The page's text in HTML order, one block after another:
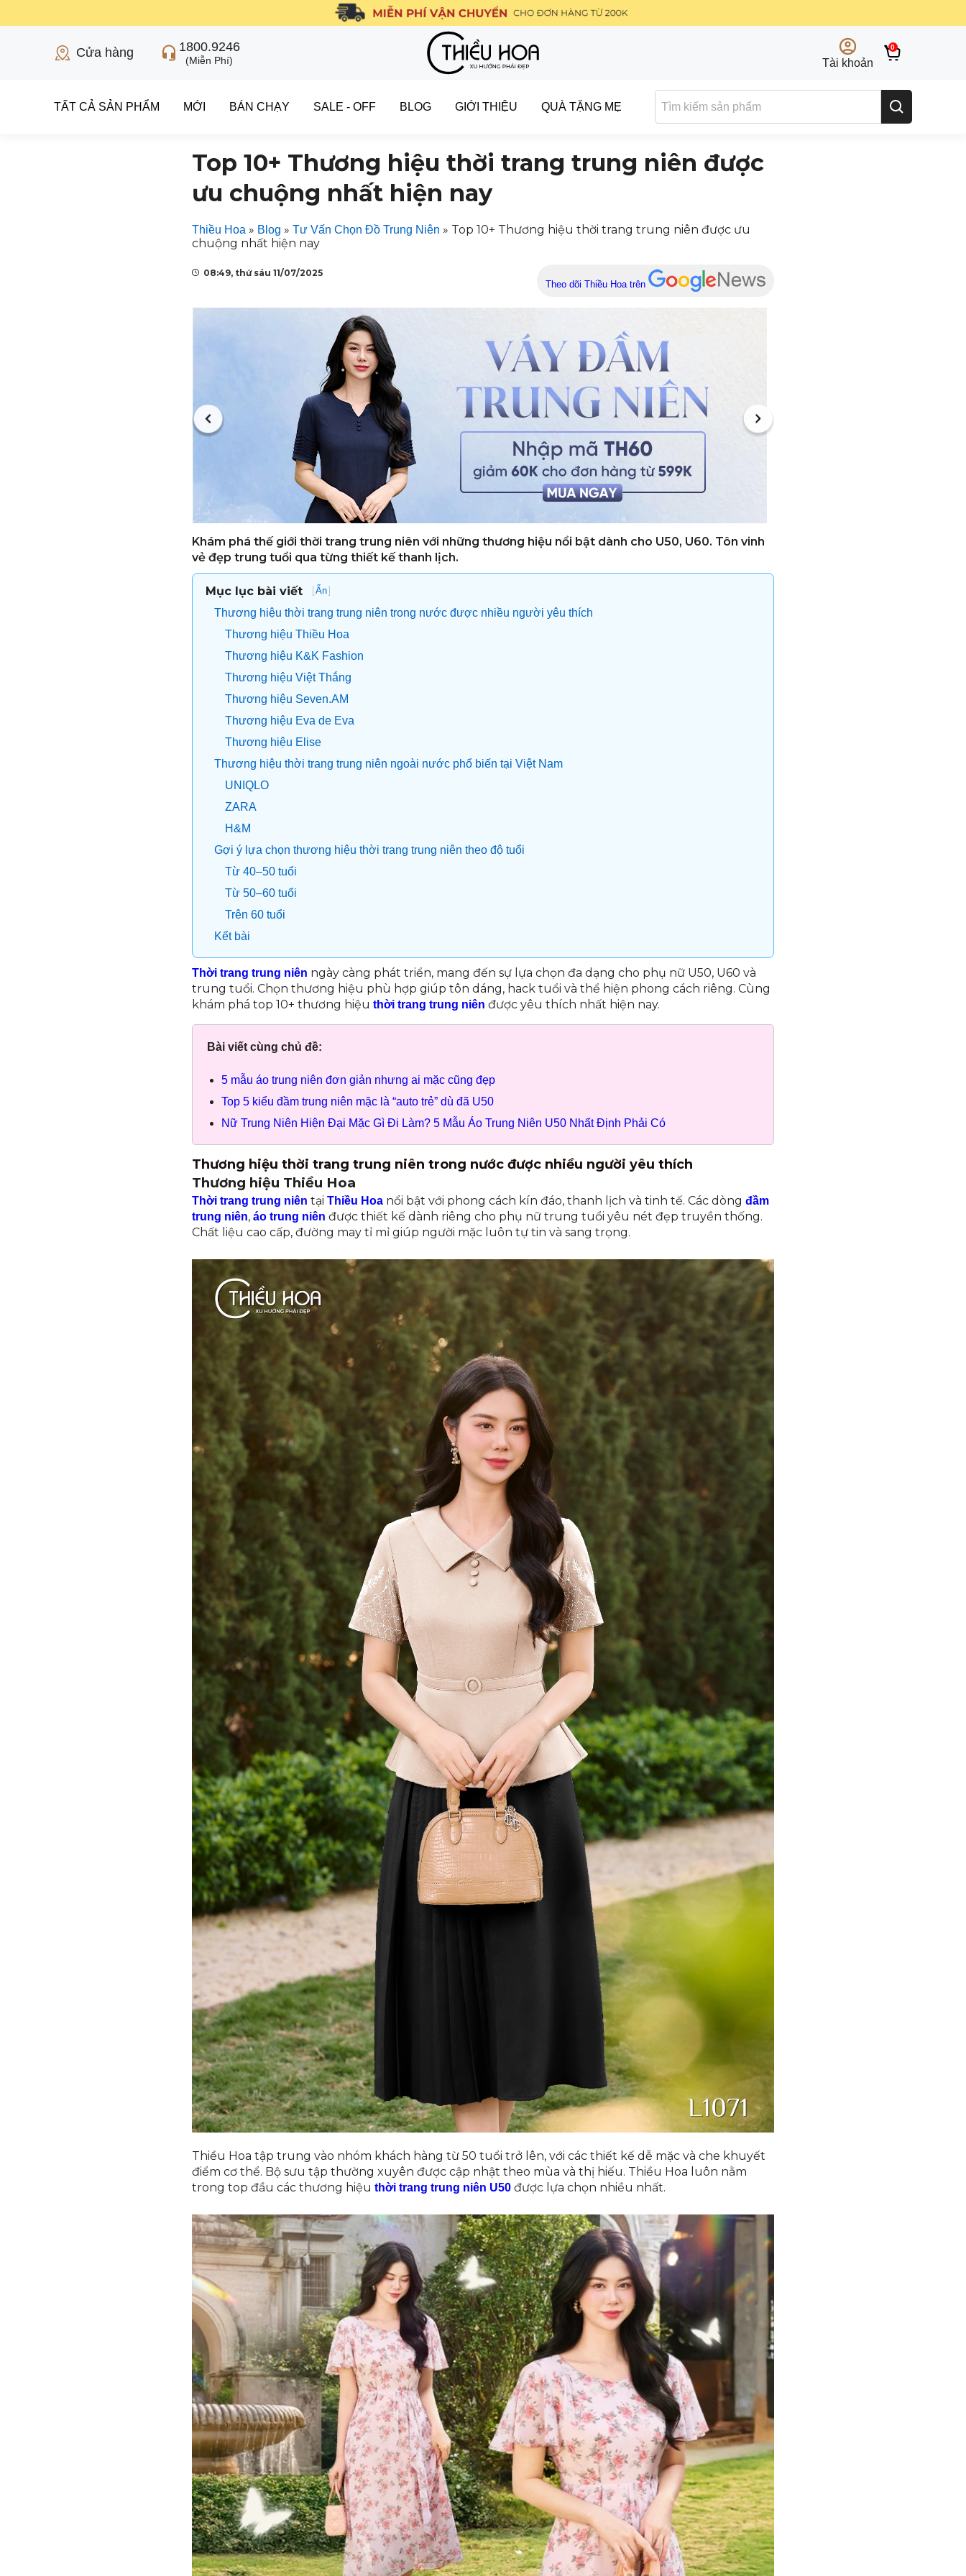
Cửa hàng 1800.9246
(Miễn Phí) Tài khoản
0
TẤT CẢ SẢN PHẨM MỚI BÁN CHẠY SALE - OFF BLOG GIỚI THIỆU QUÀ TẶNG MẸ
Top 10+ Thương hiệu thời trang trung niên được
ưu chuộng nhất hiện nay
Thiều Hoa » Blog » Tư Vấn Chọn Đồ Trung Niên » Top 10+ Thương hiệu thời trang trung niên được ưu
chuộng nhất hiện nay
08:49, thứ sáu 11/07/2025
Theo dõi Thiều Hoa trên
Khám phá thế giới thời trang trung niên với những thương hiệu nổi bật dành cho U50, U60. Tôn vinh
vẻ đẹp trung tuổi qua từng thiết kế thanh lịch.
Mục lục bài viết [Ẩn]
Thương hiệu thời trang trung niên trong nước được nhiều người yêu thích
Thương hiệu Thiều Hoa
Thương hiệu K&K Fashion
Thương hiệu Việt Thắng
Thương hiệu Seven.AM
Thương hiệu Eva de Eva
Thương hiệu Elise
Thương hiệu thời trang trung niên ngoài nước phổ biến tại Việt Nam
UNIQLO
ZARA
H&M
Gợi ý lựa chọn thương hiệu thời trang trung niên theo độ tuổi
Từ 40–50 tuổi
Từ 50–60 tuổi
Trên 60 tuổi
Kết bài
Thời trang trung niên ngày càng phát triển, mang đến sự lựa chọn đa dạng cho phụ nữ U50, U60 và
trung tuổi. Chọn thương hiệu phù hợp giúp tôn dáng, hack tuổi và thể hiện phong cách riêng. Cùng
khám phá top 10+ thương hiệu thời trang trung niên được yêu thích nhất hiện nay.
Bài viết cùng chủ đề:
5 mẫu áo trung niên đơn giản nhưng ai mặc cũng đẹp
Top 5 kiểu đầm trung niên mặc là “auto trẻ” dù đã U50
Nữ Trung Niên Hiện Đại Mặc Gì Đi Làm? 5 Mẫu Áo Trung Niên U50 Nhất Định Phải Có
Thương hiệu thời trang trung niên trong nước được nhiều người yêu thích
Thương hiệu Thiều Hoa
Thời trang trung niên tại Thiều Hoa nổi bật với phong cách kín đáo, thanh lịch và tinh tế. Các dòng đầm
trung niên, áo trung niên được thiết kế dành riêng cho phụ nữ trung tuổi yêu nét đẹp truyền thống.
Chất liệu cao cấp, đường may tỉ mỉ giúp người mặc luôn tự tin và sang trọng.
Thiều Hoa tập trung vào nhóm khách hàng từ 50 tuổi trở lên, với các thiết kế dễ mặc và che khuyết
điểm cơ thể. Bộ sưu tập thường xuyên được cập nhật theo mùa và thị hiếu. Thiều Hoa luôn nằm
trong top đầu các thương hiệu thời trang trung niên U50 được lựa chọn nhiều nhất.